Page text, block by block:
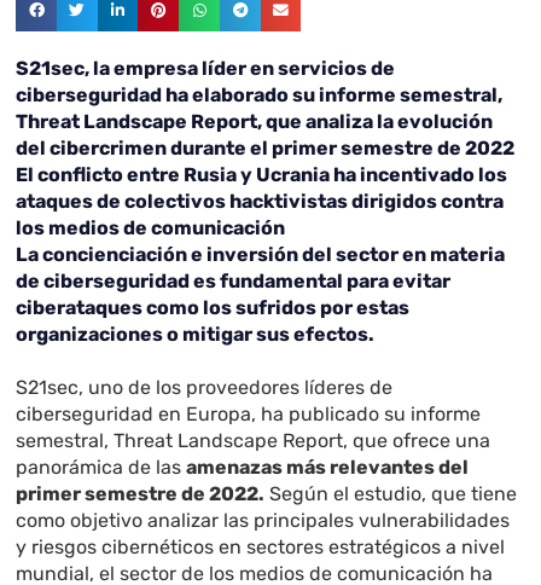
S21sec, la empresa líder en servicios de
ciberseguridad ha elaborado su informe semestral,
Threat Landscape Report, que analiza la evolución
del cibercrimen durante el primer semestre de 2022
El conflicto entre Rusia y Ucrania ha incentivado los
ataques de colectivos hacktivistas dirigidos contra
los medios de comunicación
La concienciación e inversión del sector en materia
de ciberseguridad es fundamental para evitar
ciberataques como los sufridos por estas
organizaciones o mitigar sus efectos.
S21sec, uno de los proveedores líderes de
ciberseguridad en Europa, ha publicado su informe
semestral, Threat Landscape Report, que ofrece una
panorámica de lasamenazas más relevantes del
primer semestre de 2022. Según el estudio, que tiene
como objetivo analizar las principales vulnerabilidades
y riesgos cibernéticos en sectores estratégicos a nivel
mundial, el sector de los medios de comunicación ha